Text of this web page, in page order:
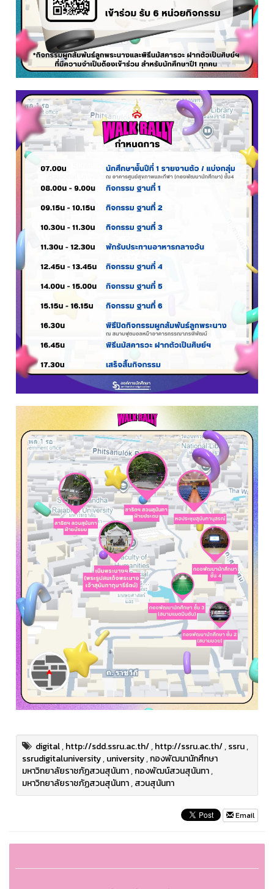
digital,http://sdd.ssru.ac.th/,http://ssru.ac.th/,ssru,
ssrudigitaluniversity,university,กองพัฒนานักศึกษา
มหาวิทยาลัยราชภัฏสวนสุนันทา,กองพัฒน์สวนสุนันทา,
มหาวิทยาลัยราชภัฏสวนสุนันทา,สวนสุนันทา
Email